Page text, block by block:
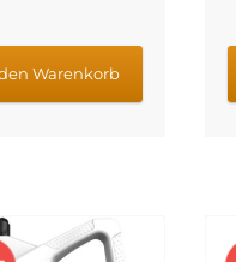
Warenkorb